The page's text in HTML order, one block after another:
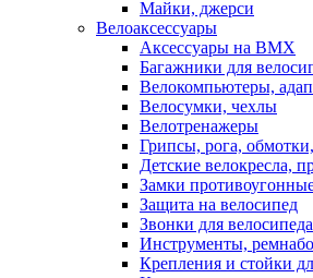
Майки, джерси
Велоаксессуары
Аксессуары на BMX
Багажники для
Велокомпьютеры,
Велосумки, чехлы
Велотренажеры
Грипсы, рога,
Детские велокресла,
Замки
Защита на велосипед
Звонки для велосипеда
Инструменты,
Крепления и стойки